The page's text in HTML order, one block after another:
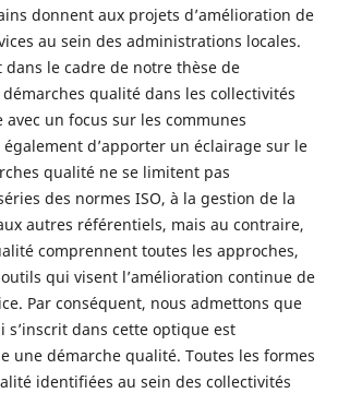
donnent aux projets d’amélioration de
au sein des administrations locales.
dans le cadre de notre thèse de
qualité dans les collectivités
avec un focus sur les communes
également d’apporter un éclairage sur le
qualité ne se limitent pas
des normes ISO, à la gestion de la
autres référentiels, mais au contraire,
comprennent toutes les approches,
qui visent l’amélioration continue de
Par conséquent, nous admettons que
dans cette optique est
une démarche qualité. Toutes les formes
identifiées au sein des collectivités